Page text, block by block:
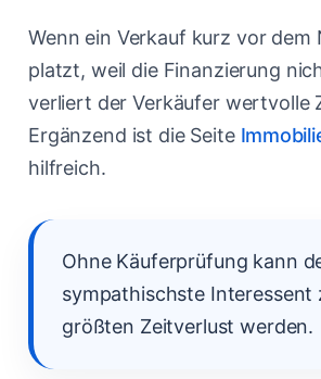
Wenn ein Verkauf kurz vor
platzt, weil die Finanzierung
verliert der Verkäufer wertvolle
Ergänzend ist die Seite
hilfreich.
Ohne Käuferprüfung kann
sympathischste Interessent
größten Zeitverlust werden.